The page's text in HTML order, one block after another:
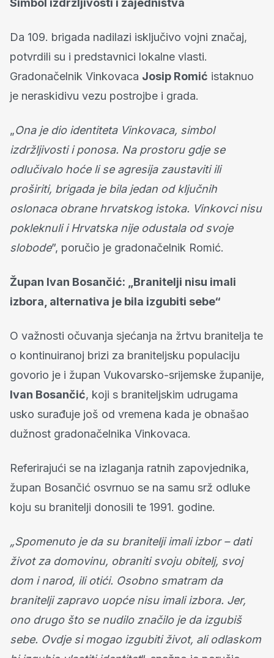
Simbol izdržljivosti i zajedništva
Da 109. brigada nadilazi isključivo vojni značaj,
potvrdili su i predstavnici lokalne vlasti.
Gradonačelnik Vinkovaca Josip Romić istaknuo
je neraskidivu vezu postrojbe i grada.
„Ona je dio identiteta Vinkovaca, simbol
izdržljivosti i ponosa. Na prostoru gdje se
odlučivalo hoće li se agresija zaustaviti ili
proširiti, brigada je bila jedan od ključnih
oslonaca obrane hrvatskog istoka. Vinkovci nisu
pokleknuli i Hrvatska nije odustala od svoje
slobode”, poručio je gradonačelnik Romić.
Župan Ivan Bosančić: „Branitelji nisu imali
izbora, alternativa je bila izgubiti sebe“
O važnosti očuvanja sjećanja na žrtvu branitelja te
o kontinuiranoj brizi za braniteljsku populaciju
govorio je i župan Vukovarsko-srijemske županije,
Ivan Bosančić, koji s braniteljskim udrugama
usko surađuje još od vremena kada je obnašao
dužnost gradonačelnika Vinkovaca.
Referirajući se na izlaganja ratnih zapovjednika,
župan Bosančić osvrnuo se na samu srž odluke
koju su branitelji donosili te 1991. godine.
„Spomenuto je da su branitelji imali izbor – dati
život za domovinu, obraniti svoju obitelj, svoj
dom i narod, ili otići. Osobno smatram da
branitelji zapravo uopće nisu imali izbora. Jer,
ono drugo što se nudilo značilo je da izgubiš
sebe. Ovdje si mogao izgubiti život, ali odlaskom